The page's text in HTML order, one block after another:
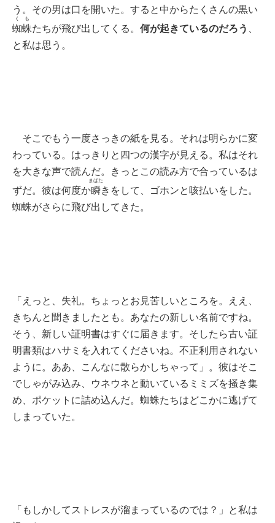
う。その男は口を開いた。すると中からたくさんの黒い
蜘蛛
くも
たちが飛び出してくる。 何が起きているのだろう
と私は思う。
そこでもう一度さっきの紙を見る。それは明らかに変
わっている。はっきりと四つの漢字が見える。私はそれ
を大きな声で読んだ。きっとこの読み方で合っているは
ずだ。彼は何度か瞬
まばた
きをして、ゴホンと咳払いをした。
蜘蛛がさらに飛び出してきた。
「えっと、失礼。ちょっとお見苦しいところを。ええ、
きちんと聞きましたとも。あなたの新しい名前ですね。
そう、新しい証明書はすぐに届きます。そしたら古い証
明書類はハサミを入れてくださいね。不正利用されない
ように。ああ、こんなに散らかしちゃって」。彼はそこ
でしゃがみ込み、ウネウネと動いているミミズを掻き集
め、ポケットに詰め込んだ。蜘蛛たちはどこかに逃げて
しまっていた。
「もしかしてストレスが溜まっているのでは？」と私は